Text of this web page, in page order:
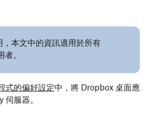
，本文中的資訊適用於所有
。
式的偏好設定中，將 Dropbox 桌面應
伺服器。